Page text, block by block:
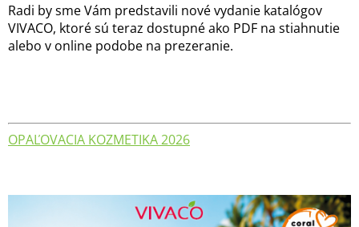
Radi by sme Vám predstavili nové vydanie katalógov
VIVACO, ktoré sú teraz dostupné ako PDF na stiahnutie
alebo v online podobe na prezeranie.
OPAĽOVACIA KOZMETIKA 2026